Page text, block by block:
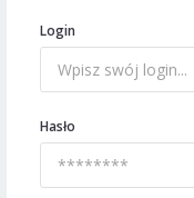
Login
Hasło